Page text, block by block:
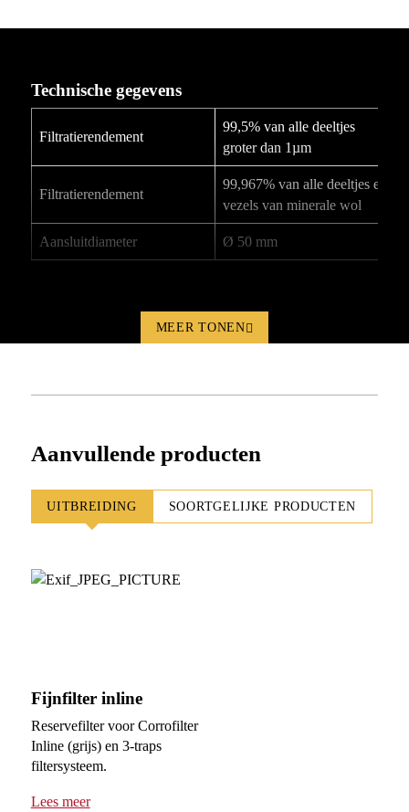
Technische gegevens
Filtratierendement
99,5% van alle deeltjes
groter dan 1µm
Filtratierendement
99,967% van alle deeltjes en
vezels van minerale wol
Aansluitdiameter Ø 50 mm
MEER TONEN
Aanvullende producten
UITBREIDING SOORTGELIJKE PRODUCTEN
Fijnfilter inline
Reservefilter voor Corrofilter
Inline (grijs) en 3-traps
filtersysteem.
Lees meer